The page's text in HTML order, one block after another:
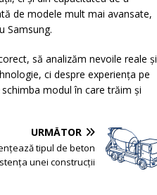
de modele mult mai avansate,
Samsung.
să analizăm nevoile reale și
ci despre experiența pe
modul în care trăim și
URMĂTOR
tipul de beton
unei construcții